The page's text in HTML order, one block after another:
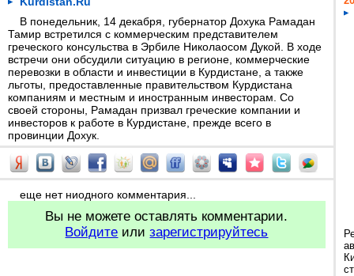
В понедельник, 14 декабря, губернатор Дохука Рамадан
Тамир встретился с коммерческим представителем
греческого консульства в Эрбиле Николаосом Дукой. В ходе
встречи они обсудили ситуацию в регионе, коммерческие
перевозки в области и инвестиции в Курдистане, а также
льготы, предоставленные правительством Курдистана
компаниям и местным и иностранным инвесторам. Со
своей стороны, Рамадан призвал греческие компании и
инвесторов к работе в Курдистане, прежде всего в
провинции Дохук.
еще нет ниодного комментария...
Вы не можете оставлять комментарии.
Войдите илизарегистрируйтесь